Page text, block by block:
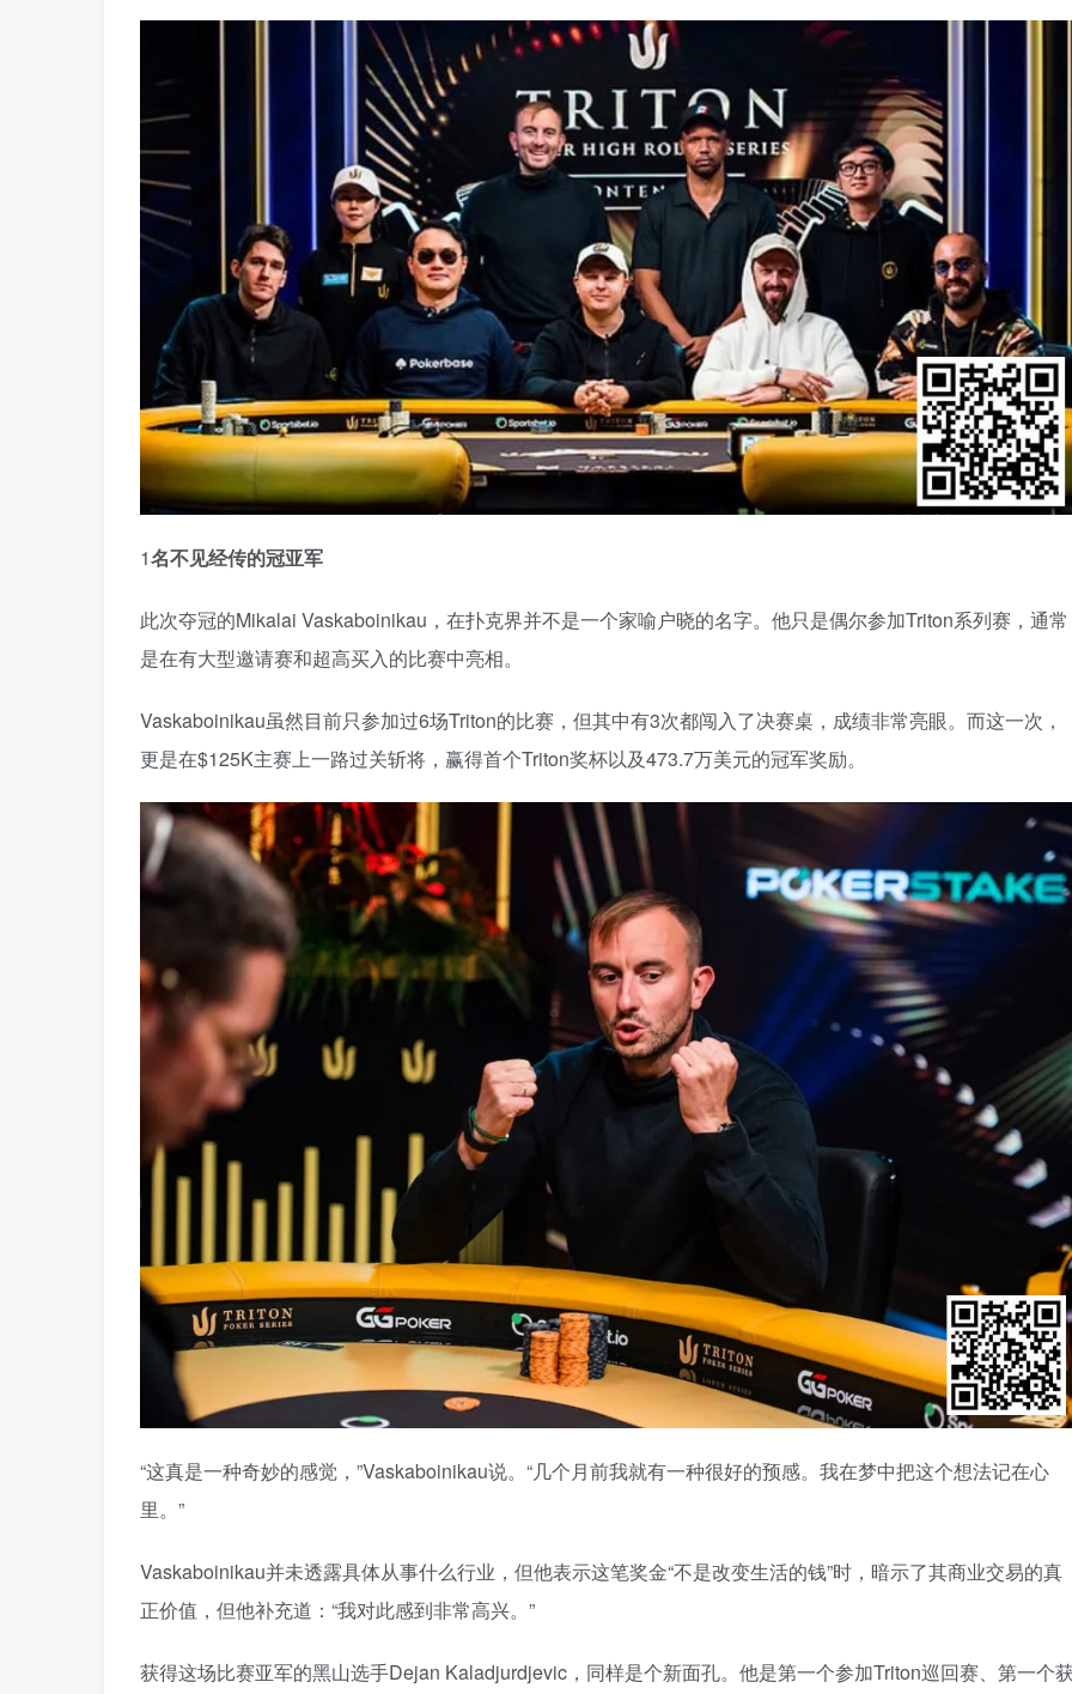
1名不见经传的冠亚军
此次夺冠的Mikalai Vaskaboinikau，在扑克界并不是一个家喻户晓的名字。他只是偶尔参加Triton系列赛，通常
是在有大型邀请赛和超高买入的比赛中亮相。
Vaskaboinikau虽然目前只参加过6场Triton的比赛，但其中有3次都闯入了决赛桌，成绩非常亮眼。而这一次，
更是在$125K主赛上一路过关斩将，赢得首个Triton奖杯以及473.7万美元的冠军奖励。
“这真是一种奇妙的感觉，”Vaskaboinikau说。“几个月前我就有一种很好的预感。我在梦中把这个想法记在心
里。”
Vaskaboinikau并未透露具体从事什么行业，但他表示这笔奖金“不是改变生活的钱”时，暗示了其商业交易的真
正价值，但他补充道：“我对此感到非常高兴。”
获得这场比赛亚军的黑山选手Dejan Kaladjurdjevic，同样是个新面孔。他是第一个参加Triton巡回赛、第一个